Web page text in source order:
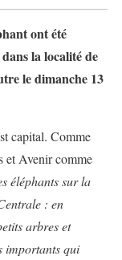
ont été
la localité de
le dimanche 13
capital. Comme
et Avenir comme
éléphants sur la
: en
arbres et
importants qui